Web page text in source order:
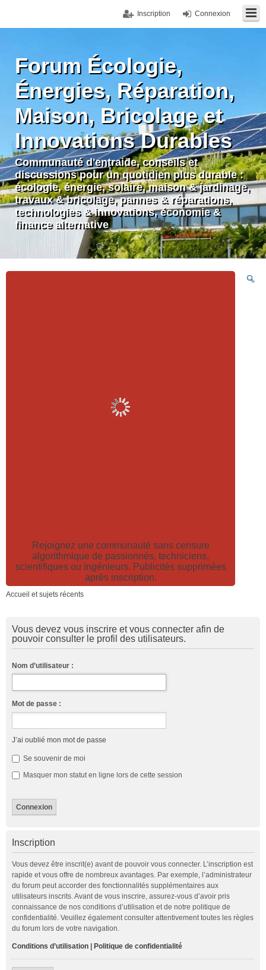
Connexion
Inscription
Forum Écologie,
Énergies, Réparation,
Maison, Bricolage et
Innovations Durables
Communauté d'entraide, conseils et
discussions pour un quotidien plus durable :
écologie, énergie, solaire, maison & jardinage,
travaux & bricolage, pannes & réparations,
technologies & innovations, économie &
finance alternative
Rejoignez une communauté sans censure
algorithmique de passionnés, techniciens,
scientifiques ou ingénieurs. Publicités supprimées
après inscription.
Accueil et sujets récents
Vous devez vous inscrire et vous connecter afin de
pouvoir consulter le profil des utilisateurs.
Nom d’utilisateur :
Mot de passe :
J’ai oublié mon mot de passe
Se souvenir de moi
Masquer mon statut en ligne lors de cette session
Inscription
Vous devez être inscrit(e) avant de pouvoir vous connecter. L’inscription est
rapide et vous offre de nombreux avantages. Par exemple, l’administrateur
du forum peut accorder des fonctionnalités supplémentaires aux
utilisateurs inscrits. Avant de vous inscrire, assurez-vous d’avoir pris
connaissance de nos conditions d’utilisation et de notre politique de
confidentialité. Veuillez également consulter attentivement toutes les règles
du forum lors de votre navigation.
Conditions d’utilisation Politique de confidentialité